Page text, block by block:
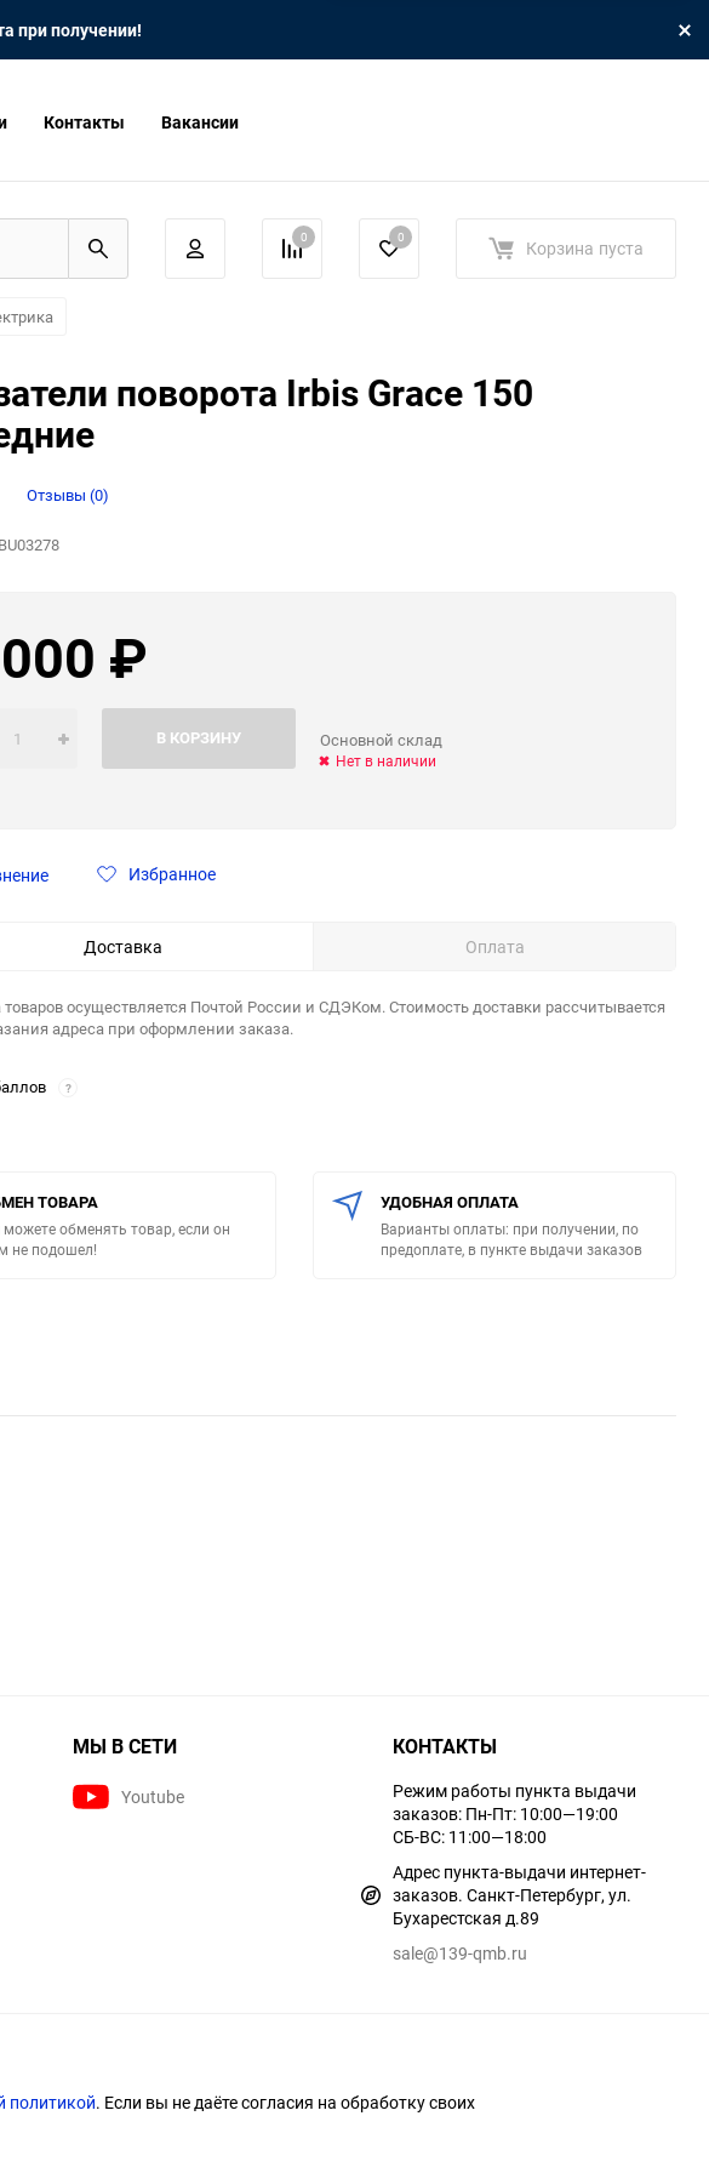
при получении!
Контакты Вакансии
0 0 Корзина пуста
поворота Irbis Grace 150
Отзывы (0)
BU03278
₽
В КОРЗИНУ Основной склад
Нет в наличии
Избранное
Доставка Оплата
товаров осуществляется Почтой России и СДЭКом. Стоимость доставки рассчитывается
адреса при оформлении заказа.
?
ТОВАРА
обменять товар, если он
не подошел!
УДОБНАЯ ОПЛАТА
Варианты оплаты: при получении, по
предоплате, в пункте выдачи заказов
МЫ В СЕТИ
Youtube
КОНТАКТЫ
Режим работы пункта выдачи
заказов: Пн-Пт: 10:00—19:00
СБ-ВС: 11:00—18:00
Адрес пункта-выдачи интернет-
заказов. Санкт-Петербург, ул.
Бухарестская д.89
sale@139-qmb.ru
политикой. Если вы не даёте согласия на обработку своих